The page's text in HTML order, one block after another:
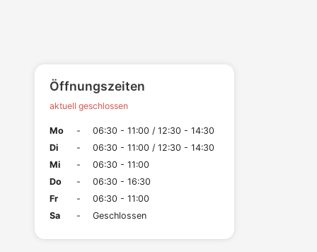
Öffnungszeiten
aktuell geschlossen
Mo -
06:30 - 11:00 / 12:30 - 14:30
Di
-
06:30 - 11:00 / 12:30 - 14:30
Mi
-
06:30 - 11:00
Do
-
06:30 - 16:30
Fr
-
06:30 - 11:00
Sa
- Geschlossen